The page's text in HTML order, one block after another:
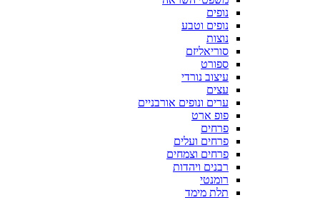
נופים
נופים וטבע
נוצות
סוריאליזם
ספורט
עיצוב נורדי
עצים
ערים ונופים אורבניים
פופ ארט
פרחים
פרחים ועלים
פרחים וצמחים
רבנים ויהדות
רומנטי
תלת מימד